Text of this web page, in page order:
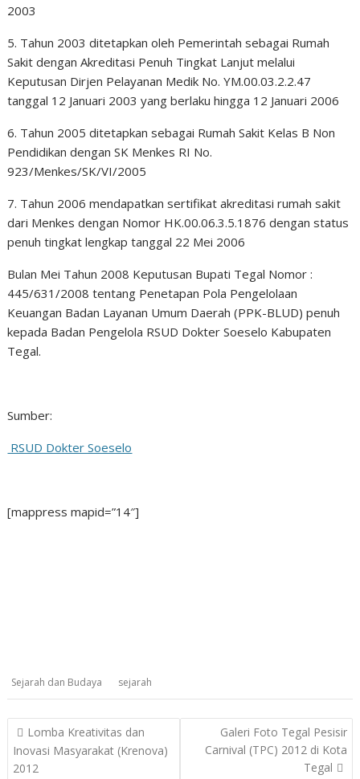
2003
5. Tahun 2003 ditetapkan oleh Pemerintah sebagai Rumah
Sakit dengan Akreditasi Penuh Tingkat Lanjut melalui
Keputusan Dirjen Pelayanan Medik No. YM.00.03.2.2.47
tanggal 12 Januari 2003 yang berlaku hingga 12 Januari 2006
6. Tahun 2005 ditetapkan sebagai Rumah Sakit Kelas B Non
Pendidikan dengan SK Menkes RI No.
923/Menkes/SK/VI/2005
7. Tahun 2006 mendapatkan sertifikat akreditasi rumah sakit
dari Menkes dengan Nomor HK.00.06.3.5.1876 dengan status
penuh tingkat lengkap tanggal 22 Mei 2006
Bulan Mei Tahun 2008 Keputusan Bupati Tegal Nomor :
445/631/2008 tentang Penetapan Pola Pengelolaan
Keuangan Badan Layanan Umum Daerah (PPK-BLUD) penuh
kepada Badan Pengelola RSUD Dokter Soeselo Kabupaten
Tegal.
Sumber:
RSUD Dokter Soeselo
[mappress mapid=”14″]
Sejarah dan Budaya sejarah
Post
navigation
Lomba Kreativitas dan
Inovasi Masyarakat (Krenova)
2012
Galeri Foto Tegal Pesisir
Carnival (TPC) 2012 di Kota
Tegal